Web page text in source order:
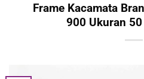
Frame Kacamata
900 Ukuran